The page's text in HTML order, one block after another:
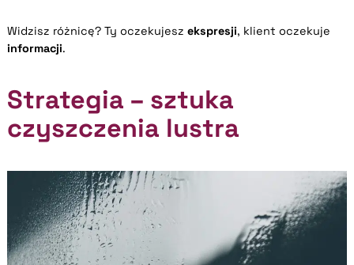
Widzisz różnicę? Ty oczekujesz ekspresji, klient oczekuje
informacji.
Strategia – sztuka
czyszczenia lustra